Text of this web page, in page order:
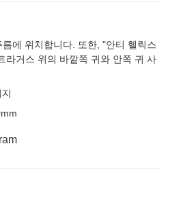
에 위치합니다. 또한, "안티 헬릭스
라거스 위의 바깥쪽 귀와 안쪽 귀 사